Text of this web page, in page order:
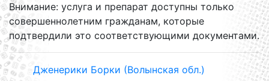
Внимание: услуга и препарат доступны только
совершеннолетним гражданам, которые
подтвердили это соответствующими документами.
Дженерики Борки (Волынская обл.)